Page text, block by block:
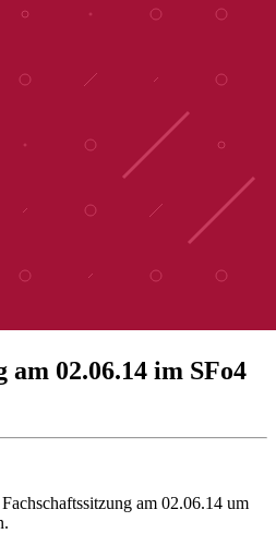
am 02.06.14 im SFo4
am 02.06.14 um